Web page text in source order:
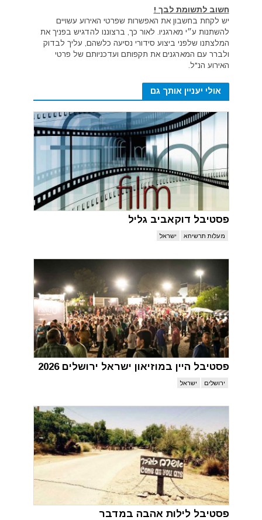
חשוב לתשומת לבך !
יש לקחת בחשבון את האפשרות שפרטי האירוע עשויים
להשתנות ע״י מארגניו. לאור כך, ברצוננו להדגיש בפניך את
המלצתנו שלפני ביצוע סידורי נסיעה כלשהם, עליך לבדוק
ולברר עם המארגנים את תקפותם ועדכניותם של פרטי
האירוע הנ"ל.
אולי יעניין אותך גם
פסטיבל דוקאביב גליל
מעלות תרשיחא ישראל
פסטיבל היין במוזיאון ישראל ירושלים 2026
ירושלים ישראל
פסטיבל לילות אהבה במדבר